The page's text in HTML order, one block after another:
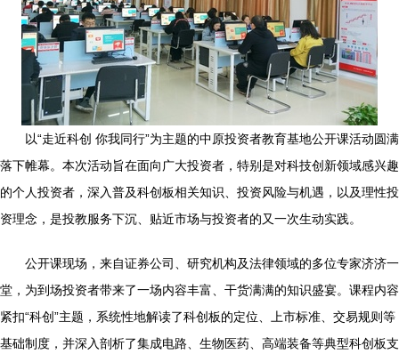
以“走近科创 你我同行”为主题的中原投资者教育基地公开课活动圆满
落下帷幕。本次活动旨在面向广大投资者，特别是对科技创新领域感兴趣
的个人投资者，深入普及科创板相关知识、投资风险与机遇，以及理性投
资理念，是投教服务下沉、贴近市场与投资者的又一次生动实践。
公开课现场，来自证券公司、研究机构及法律领域的多位专家济济一
堂，为到场投资者带来了一场内容丰富、干货满满的知识盛宴。课程内容
紧扣“科创”主题，系统性地解读了科创板的定位、上市标准、交易规则等
基础制度，并深入剖析了集成电路、生物医药、高端装备等典型科创板支